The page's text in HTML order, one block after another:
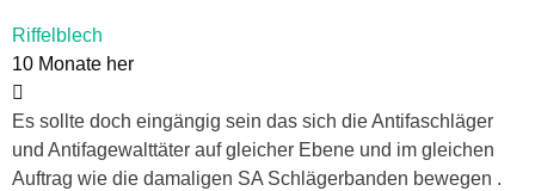
Riffelblech
10 Monate her
Es sollte doch eingängig sein das sich die Antifaschläger
und Antifagewalttäter auf gleicher Ebene und im gleichen
Auftrag wie die damaligen SA Schlägerbanden bewegen .